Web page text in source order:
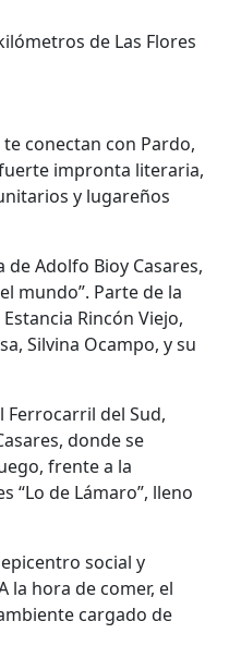
de Las Flores
conectan con Pardo,
impronta literaria,
y lugareños
Adolfo Bioy Casares,
mundo”. Parte de la
Rincón Viejo,
Silvina Ocampo, y su
Ferrocarril del Sud,
donde se
frente a la
“Lo de Lámaro”, lleno
social y
la hora de comer, el
cargado de